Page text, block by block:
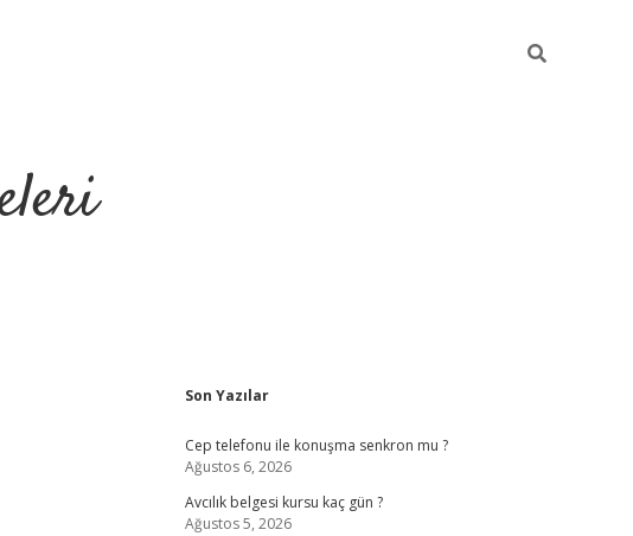
Sidebar
Son Yazılar
Cep telefonu ile konuşma senkron mu ?
Ağustos 6, 2026
Avcılık belgesi kursu kaç gün ?
Ağustos 5, 2026